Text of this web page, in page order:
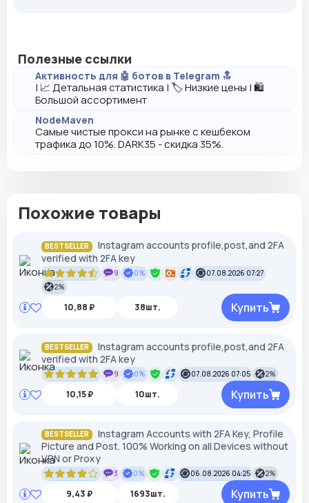
Полезные ссылки
Активность для 🤖 ботов в Telegram 🔝
| 📈 Детальная статистика | 🏷️ Низкие цены | 🛍️
Большой ассортимент
NodeMaven
Самые чистые прокси на рынке с кешбеком
трафика до 10%. DARK35 - скидка 35%.
Похожие товары
BESTSELLER
Instagram accounts profile,post,and 2FA
verified with 2FA key
9 0%
07.08.2026 07:27
2%
10,88 ₽ 38шт. Купить
BESTSELLER
Instagram accounts profile,post,and 2FA
verified with 2FA key
9 0% 07.08.2026 07:05 2%
10,15 ₽ 10шт. Купить
BESTSELLER
Instagram Accounts with 2FA Key, Profile
Picture and Post. 100% Working on all Devices without
VPN or Proxy
3 0% 06.08.2026 04:25 2%
9,43 ₽ 1693шт. Купить